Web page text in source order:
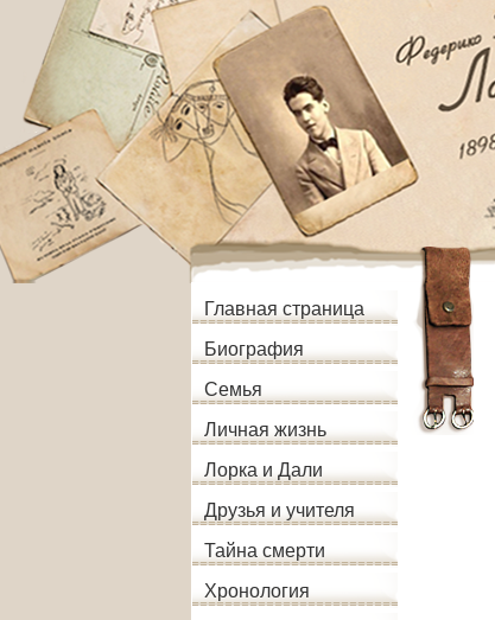
Главная страница
Биография
Семья
Личная жизнь
Лорка и Дали
Друзья и учителя
Тайна смерти
Хронология